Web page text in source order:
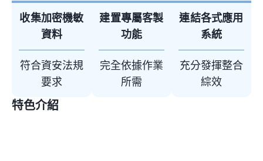
收集加密機敏
資料
符合資安法規
要求
建置專屬客製
功能
完全依據作業
所需
連結各式應用
系統
充分發揮整合
綜效
特色介紹